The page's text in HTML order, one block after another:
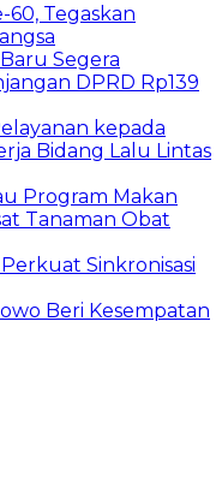
Tegaskan
Segera
DPRD Rp139
kepada
Bidang Lalu Lintas
Program Makan
Tanaman Obat
Sinkronisasi
Beri Kesempatan